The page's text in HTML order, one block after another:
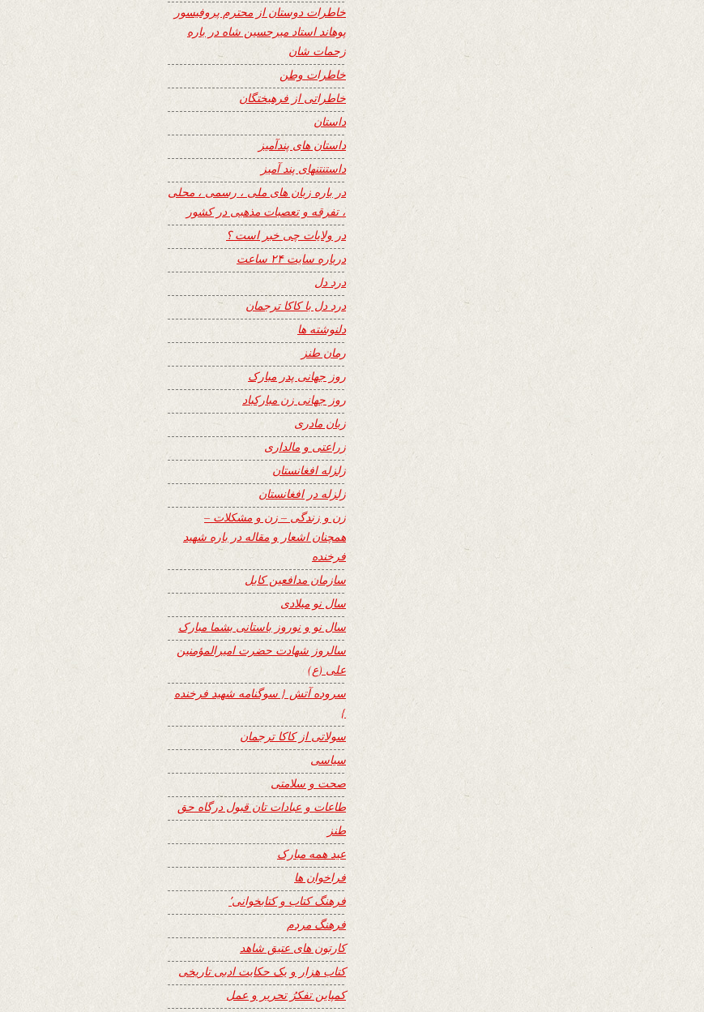
خاطرات دوستان از محترم پروفیسور
پوهاند استاد میرحسین شاه در باره
زحمات شان
خاطرات وطن
خاطراتی از فرهیختگان
داستان
داستان های پندآمیز
داستنتنهای پند آمیز
در باره زبان های ملی ، رسمی ، محلی
، تفرقه و تعصبات مذهبی در کشور
در ولایات چی خبر است ؟
درباره سایت ۲۴ ساعت
درد دل
درد دل با کاکا ترجمان
دلنوشته ها
رمان طنز
روز جهانی پدر مبارک
روز جهانی زن مبارکباد
زبان مادری
زراعتی و مالداری
زلزله افغانستان
زلزله در افغانستان
زن و زندگی – زن و مشکلات –
همچنان اشعار و مقاله در باره شهید
فرخنده
سازمان مدافعین کابل
سال نو میلادی
سال نو و نوروز باستانی بشما مبارک
سالروز شهادت حضرت امیرالمؤمنین
علی (ع)
سروده آتش { سوگنامه شهید فرخنده
}
سولاتی از کاکا ترجمان
سیاسی
صحت و سلامتی
طاعات و عبادات تان قبول درگاه حق
طنز
عید همه مبارک
فراخوان ها
فرهنگ کتاب و کتابخوانی٬
فرهنگ مردم
کارتون های عتیق شاهد
کتاب هزار و یک حکایت ادبی تاریخی
کمپاین تفکرُ تحریر و عمل